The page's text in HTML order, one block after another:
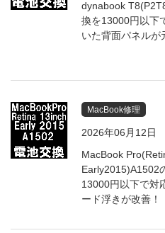
dynabook
換を13000円以下
いた背面パネルが
MacBook修理
2026年06月12日
MacBook
Early2015)A1502
13000円以下で対
ード浮きが改善！